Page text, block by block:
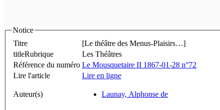
Notice
Titre
[Le théâtre des Menus-Plaisirs…]
titleRubrique
Les Théâtres
Référence du numéro Le Mousquetaire II 1867-01-28 n°72
Lire l'article
Lire en ligne
Auteur(s) Launay, Alphonse de